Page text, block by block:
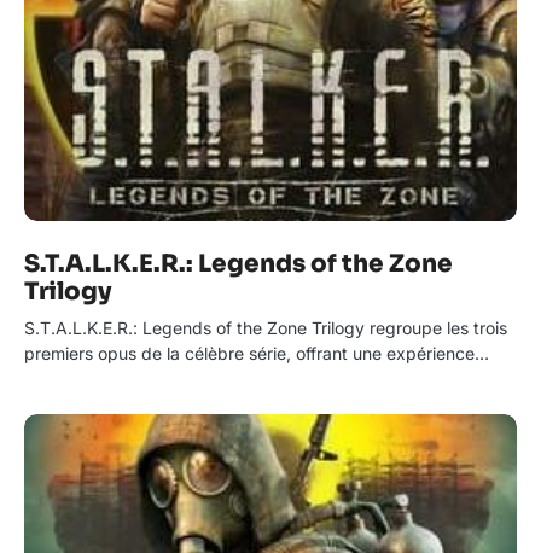
S.T.A.L.K.E.R.: Legends of the Zone
Trilogy
S.T.A.L.K.E.R.: Legends of the Zone Trilogy regroupe les trois
premiers opus de la célèbre série, offrant une expérience…